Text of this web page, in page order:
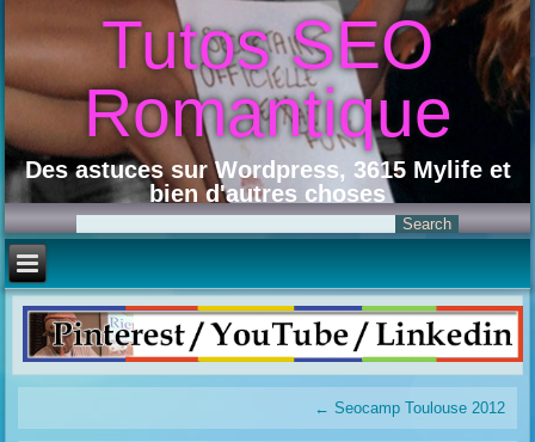
Tutos SEO
Romantique
Des astuces sur Wordpress, 3615 Mylife et
bien d'autres choses
← Seocamp Toulouse 2012